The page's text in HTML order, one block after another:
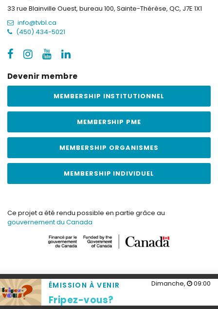
ÉMISSION À VENIR Dimanche, 09:00
Fripez-vous?
33 rue Blainville Ouest, bureau 100, Sainte-Thérèse, QC, J7E 1X1
info@tvbl.ca
(450) 434-5021
Devenir membre
MEMBERSHIP INSTITUTIONNEL
MEMBERSHIP PME
MEMBERSHIP ORGANISMES
MEMBERSHIP INDIVIDUEL
Ce projet a été rendu possible en partie grâce au
gouvernement du Canada
TOUS DROITS RÉSERVÉS 2026
LAURENTIDES
CRÉATION ET DESIGN WEB PAR DESIGN